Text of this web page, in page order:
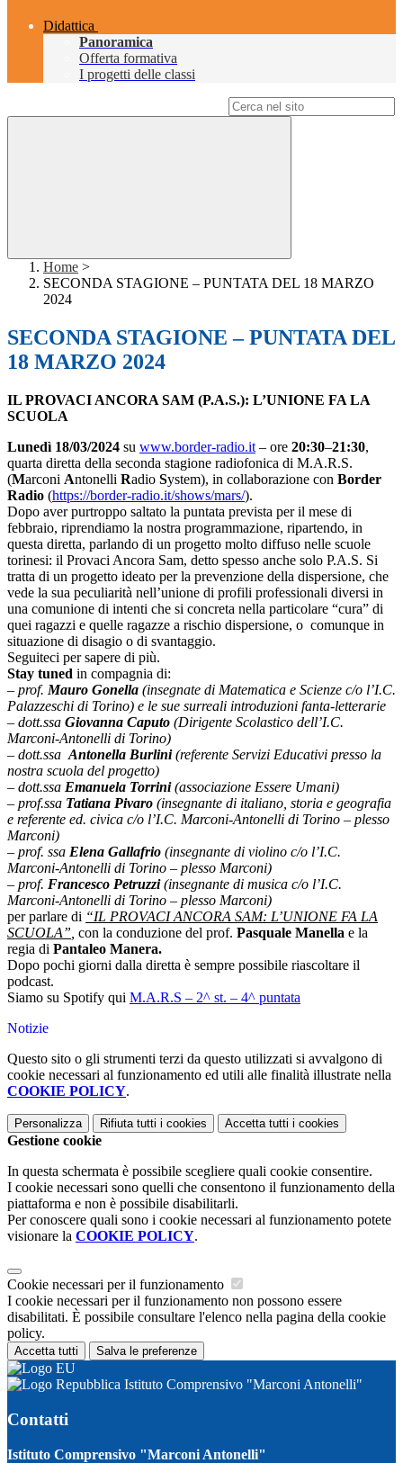
Didattica
Panoramica
Offerta formativa
I progetti delle classi
Home >
SECONDA STAGIONE – PUNTATA DEL 18 MARZO
2024
SECONDA STAGIONE – PUNTATA DEL
18 MARZO 2024
IL PROVACI ANCORA SAM (P.A.S.): L’UNIONE FA LA
SCUOLA
Lunedì 18/03/2024 su www.border-radio.it – ore 20:30–21:30,
quarta diretta della seconda stagione radiofonica di M.A.R.S.
(Marconi Antonelli Radio System), in collaborazione con Border
Radio (https://border-radio.it/shows/mars/).
Dopo aver purtroppo saltato la puntata prevista per il mese di
febbraio, riprendiamo la nostra programmazione, ripartendo, in
questa diretta, parlando di un progetto molto diffuso nelle scuole
torinesi: il Provaci Ancora Sam, detto spesso anche solo P.A.S. Si
tratta di un progetto ideato per la prevenzione della dispersione, che
vede la sua peculiarità nell’unione di profili professionali diversi in
una comunione di intenti che si concreta nella particolare “cura” di
quei ragazzi e quelle ragazze a rischio dispersione, o comunque in
situazione di disagio o di svantaggio.
Seguiteci per sapere di più.
Stay tuned in compagnia di:
– prof. Mauro Gonella (insegnate di Matematica e Scienze c/o l’I.C.
Palazzeschi di Torino) e le sue surreali introduzioni fanta-letterarie
– dott.ssa Giovanna Caputo (Dirigente Scolastico dell’I.C.
Marconi-Antonelli di Torino)
– dott.ssa Antonella Burlini (referente Servizi Educativi presso la
nostra scuola del progetto)
– dott.ssa Emanuela Torrini (associazione Essere Umani)
– prof.ssa Tatiana Pivaro (insegnante di italiano, storia e geografia
e referente ed. civica c/o l’I.C. Marconi-Antonelli di Torino – plesso
Marconi)
– prof. ssa Elena Gallafrio (insegnante di violino c/o l’I.C.
Marconi-Antonelli di Torino – plesso Marconi)
– prof. Francesco Petruzzi (insegnante di musica c/o l’I.C.
Marconi-Antonelli di Torino – plesso Marconi)
per parlare di “IL PROVACI ANCORA SAM: L’UNIONE FA LA
SCUOLA” con la conduzione del prof. Pasquale Manella e la
regia di Pantaleo Manera.
Dopo pochi giorni dalla diretta è sempre possibile riascoltare il
podcast.
Siamo su Spotify qui M.A.R.S – 2^ st. – 4^ puntata
Notizie
Questo sito o gli strumenti terzi da questo utilizzati si avvalgono di
cookie necessari al funzionamento ed utili alle finalità illustrate nella
COOKIE POLICY.
Personalizza Rifiuta tutti i cookies Accetta tutti i cookies
Gestione cookie
In questa schermata è possibile scegliere quali cookie consentire.
I cookie necessari sono quelli che consentono il funzionamento della
piattaforma e non è possibile disabilitarli.
Per conoscere quali sono i cookie necessari al funzionamento potete
visionare la COOKIE POLICY.
Cookie necessari per il funzionamento
I cookie necessari per il funzionamento non possono essere
disabilitati. È possibile consultare l'elenco nella pagina della cookie
policy.
Accetta tutti Salva le preferenze
Istituto Comprensivo "Marconi Antonelli"
Contatti
Istituto Comprensivo "Marconi Antonelli"